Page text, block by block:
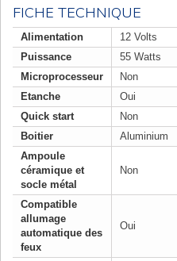
FICHE TECHNIQUE
Alimentation
12 Volts
Puissance
55 Watts
Microprocesseur
Non
Etanche
Oui
Quick start
Non
Boitier
Aluminium
Ampoule
céramique et
socle métal
Non
Compatible
allumage
automatique des
feux
Oui